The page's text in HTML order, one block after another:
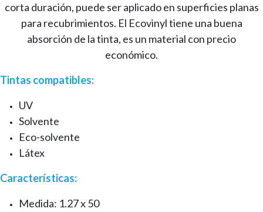
corta duración, puede ser aplicado en superficies planas
para recubrimientos. El Ecovinyl tiene una buena
absorción de la tinta, es un material con precio
económico.
Tintas compatibles:
UV
Solvente
Eco-solvente
Látex
Características:
Medida: 1.27 x 50